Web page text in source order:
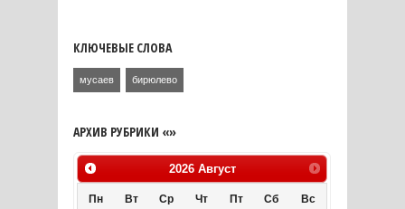
КЛЮЧЕВЫЕ СЛОВА
мусаев бирюлево
АРХИВ РУБРИКИ «»
2026 Август
Пн Вт Ср Чт Пт Сб Вс